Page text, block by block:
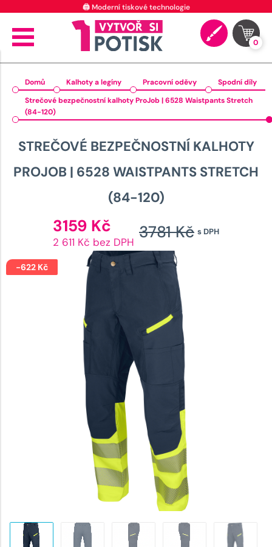
⭐ 4.9 na Google za posledních 30 dní
0
Domů Kalhoty a legíny Pracovní oděvy
Spodní díly
Strečové bezpečnostní kalhoty ProJob | 6528 Waistpants Stretch
(84-120)
STREČOVÉ BEZPEČNOSTNÍ KALHOTY
PROJOB | 6528 WAISTPANTS STRETCH
(84-120)
s DPH
3781Kč
3159 Kč cena
je:
3159 Kč.
2 611 Kč bez DPH
-622Kč